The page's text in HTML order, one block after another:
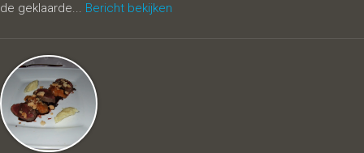
de geklaarde... Bericht bekijken